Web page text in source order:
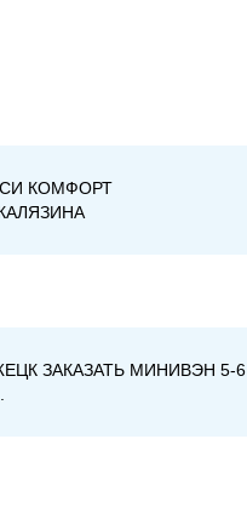
КОМФОРТ
ЗАКАЗАТЬ МИНИВЭН 5-6